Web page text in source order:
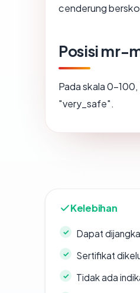
cenderung
Posisi mr-
Pada skala 0-
"very_safe".
Kelebihan
Dapat
Sertifikat
Tidak ada